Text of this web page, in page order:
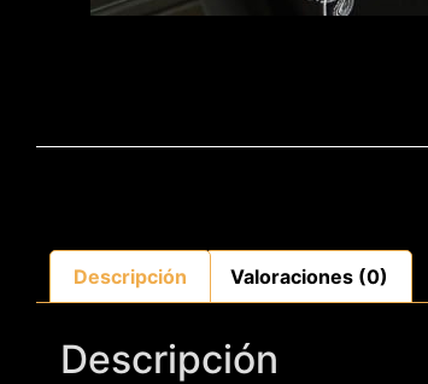
Descripción Valoraciones (0)
Descripción